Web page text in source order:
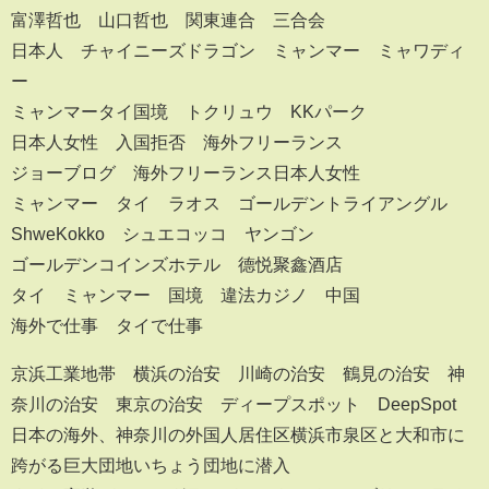
富澤哲也 山口哲也 関東連合 三合会
日本人 チャイニーズドラゴン ミャンマー ミャワディ
ー
ミャンマータイ国境 トクリュウ KKパーク
日本人女性 入国拒否 海外フリーランス
ジョーブログ 海外フリーランス日本人女性
ミャンマー タイ ラオス ゴールデントライアングル
ShweKokko シュエコッコ ヤンゴン
ゴールデンコインズホテル 德悦聚鑫酒店
タイ ミャンマー 国境 違法カジノ 中国
海外で仕事 タイで仕事
京浜工業地帯 横浜の治安 川崎の治安 鶴見の治安 神
奈川の治安 東京の治安 ディープスポット DeepSpot
日本の海外、神奈川の外国人居住区横浜市泉区と大和市に
跨がる巨大団地いちょう団地に潜入